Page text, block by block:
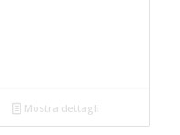
Mostra dettagli